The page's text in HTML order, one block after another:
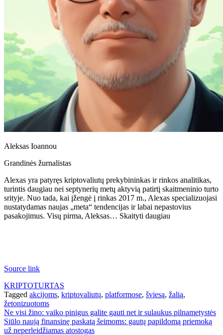
Aleksas Ioannou
Grandinės žurnalistas
Alexas yra patyręs kriptovaliutų prekybininkas ir rinkos analitikas,
turintis daugiau nei septynerių metų aktyvią patirtį skaitmeninio turto
srityje. Nuo tada, kai įžengė į rinkas 2017 m., Alexas specializuojasi
nustatydamas naujas „meta“ tendencijas ir labai nepastovius
pasakojimus. Visų pirma, Aleksas… Skaityti daugiau
Source link
KRIPTOTURTAS
Tagged akcijoms, kriptovaliutų, platformose, šviesą, žalią,
žetonizuotoms
Navigacija
tarp
Ne visi žino: vaiko pinigus galite gauti net ir sulaukus pilnametystės
Siūlo naują finansinę paskatą šeimoms: gautų papildomą priemoką
už neperleidžiamas atostogas